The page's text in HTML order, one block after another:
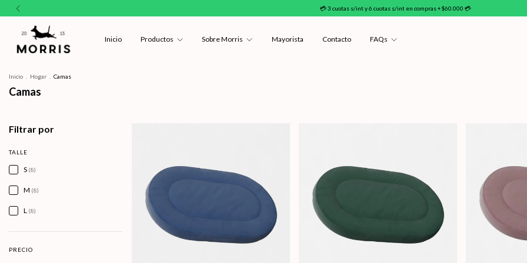
💳 3 cuotas s/int y 6 cuotas s/int en compras +$60.000 💳
Inicio Productos Sobre Morris Mayorista Contacto FAQs
Inicio Hogar Camas
Camas
Filtrar por
TALLE
S (8)
M (8)
L (8)
PRECIO